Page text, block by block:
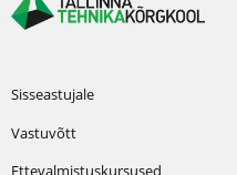
Sisseastujale
Vastuvõtt
Ettevalmistuskursused